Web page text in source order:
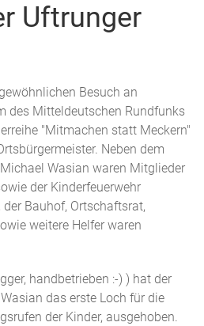
Uftrunger
Besuch an
des Mitteldeutschen Rundfunks
"Mitmachen statt Meckern"
Neben dem
Wasian waren Mitglieder
der Kinderfeuerwehr
Bauhof, Ortschaftsrat,
weitere Helfer waren
handbetrieben :-) ) hat der
das erste Loch für die
der Kinder, ausgehoben.